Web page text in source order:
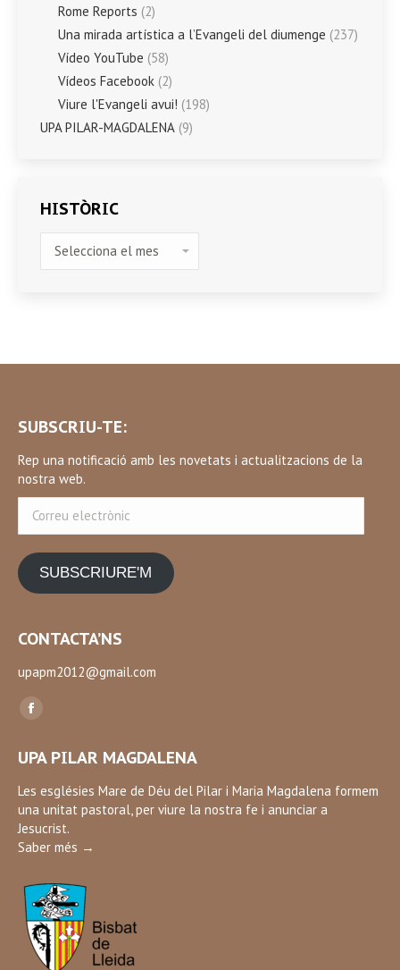
Rome Reports (2)
Una mirada artística a l’Evangeli del diumenge (237)
Vídeo YouTube (58)
Vídeos Facebook (2)
Viure l'Evangeli avui! (198)
UPA PILAR-MAGDALENA (9)
HISTÒRIC
SUBSCRIU-TE:
Rep una notificació amb les novetats i actualitzacions de la
nostra web.
electrònic
SUBSCRIURE'M
CONTACTA’NS
upapm2012@gmail.com
Find us on:
Facebook
opens
in
new
window
UPA PILAR MAGDALENA
Les esglésies Mare de Déu del Pilar i Maria Magdalena formem
una unitat pastoral, per viure la nostra fe i anunciar a
Jesucrist.
Saber més →